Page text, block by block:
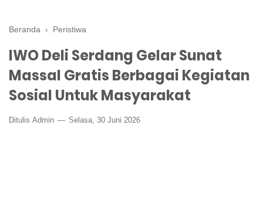
Beranda › Peristiwa
IWO Deli Serdang Gelar Sunat
Massal Gratis Berbagai Kegiatan
Sosial Untuk Masyarakat
Ditulis Admin Selasa, 30 Juni 2026